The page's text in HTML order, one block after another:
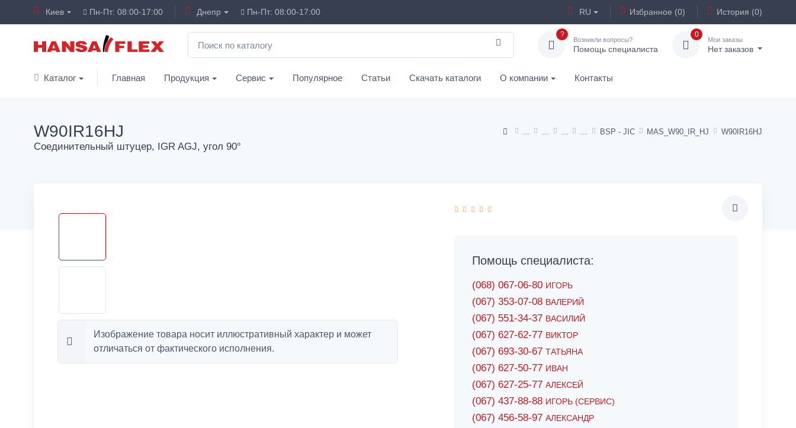
Киев Пн-Пт: 08:00-17:00 Днепр Пн-Пт: 08:00-17:00 RU Избранное (0) История (0)
?
Возникли вопросы?
Помощь специалиста
0
Мои заказы
Нет заказов
Каталог Главная Продукция Сервис Популярное Статьи Скачать каталоги О компании Контакты
BSP - JIC MAS_W90_IR_HJ W90IR16HJ
W90IR16HJ
Соединительный штуцер, IGR AGJ, угол 90°
Изображение товара носит иллюстративный характер и может
отличаться от фактического исполнения.
Помощь специалиста:
(068) 067-06-80 ИГОРЬ
(067) 353-07-08 ВАЛЕРИЙ
(067) 551-34-37 ВАСИЛИЙ
(067) 627-62-77 ВИКТОР
(067) 693-30-67 ТАТЬЯНА
(067) 627-50-77 ИВАН
(067) 627-25-77 АЛЕКСЕЙ
(067) 437-88-88 ИГОРЬ (СЕРВИС)
(067) 456-58-97 АЛЕКСАНДР